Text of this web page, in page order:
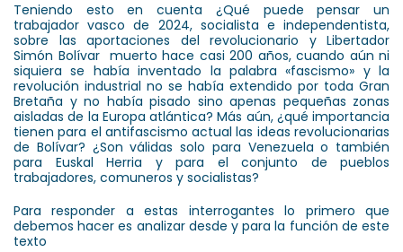
Teniendo esto en cuenta ¿Qué puede pensar un
trabajador vasco de 2024, socialista e independentista,
sobre las aportaciones del revolucionario y Libertador
Simón Bolívar muerto hace casi 200 años, cuando aún ni
siquiera se había inventado la palabra «fascismo» y la
revolución industrial no se había extendido por toda Gran
Bretaña y no había pisado sino apenas pequeñas zonas
aisladas de la Europa atlántica? Más aún, ¿qué importancia
tienen para el antifascismo actual las ideas revolucionarias
de Bolívar? ¿Son válidas solo para Venezuela o también
para Euskal Herria y para el conjunto de pueblos
trabajadores, comuneros y socialistas?
Para responder a estas interrogantes lo primero que
debemos hacer es analizar desde y para la función de este
texto